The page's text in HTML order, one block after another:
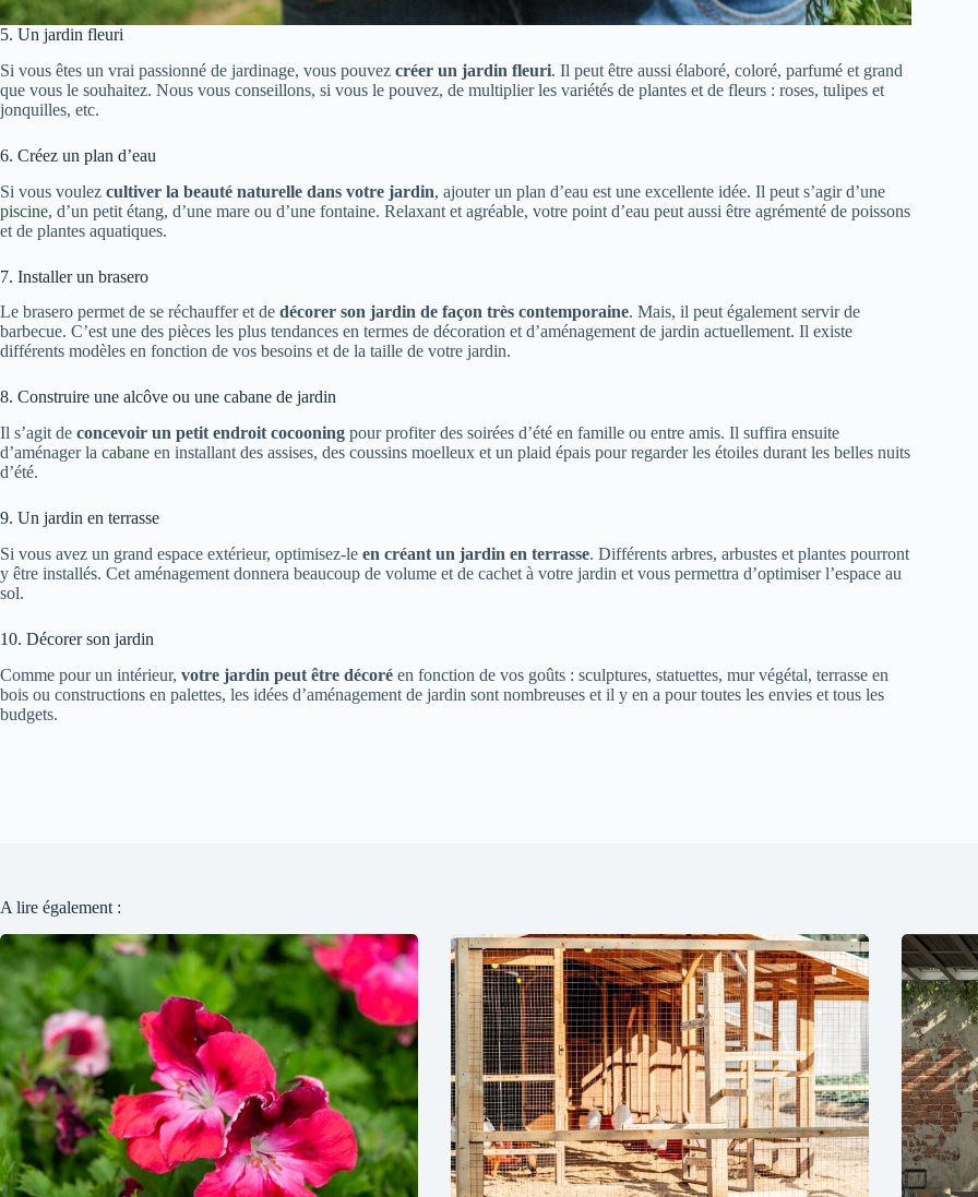
5. Un jardin fleuri
Si vous êtes un vrai passionné de jardinage, vous pouvez créer un jardin fleuri. Il peut être aussi élaboré, coloré, parfumé et grand
que vous le souhaitez. Nous vous conseillons, si vous le pouvez, de multiplier les variétés de plantes et de fleurs : roses, tulipes et
jonquilles, etc.
6. Créez un plan d’eau
Si vous voulez cultiver la beauté naturelle dans votre jardin, ajouter un plan d’eau est une excellente idée. Il peut s’agir d’une
piscine, d’un petit étang, d’une mare ou d’une fontaine. Relaxant et agréable, votre point d’eau peut aussi être agrémenté de poissons
et de plantes aquatiques.
7. Installer un brasero
Le brasero permet de se réchauffer et de décorer son jardin de façon très contemporaine. Mais, il peut également servir de
barbecue. C’est une des pièces les plus tendances en termes de décoration et d’aménagement de jardin actuellement. Il existe
différents modèles en fonction de vos besoins et de la taille de votre jardin.
8. Construire une alcôve ou une cabane de jardin
Il s’agit de concevoir un petit endroit cocooning pour profiter des soirées d’été en famille ou entre amis. Il suffira ensuite
d’aménager la cabane en installant des assises, des coussins moelleux et un plaid épais pour regarder les étoiles durant les belles nuits
d’été.
9. Un jardin en terrasse
Si vous avez un grand espace extérieur, optimisez-le en créant un jardin en terrasse. Différents arbres, arbustes et plantes pourront
y être installés. Cet aménagement donnera beaucoup de volume et de cachet à votre jardin et vous permettra d’optimiser l’espace au
sol.
10. Décorer son jardin
Comme pour un intérieur, votre jardin peut être décoré en fonction de vos goûts : sculptures, statuettes, mur végétal, terrasse en
bois ou constructions en palettes, les idées d’aménagement de jardin sont nombreuses et il y en a pour toutes les envies et tous les
budgets.
A lire également :